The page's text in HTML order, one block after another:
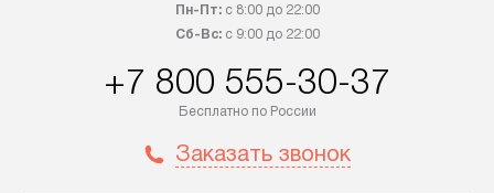
Пн-Пт:с 8:00 до 22:00
Сб-Вс:с 9:00 до 22:00
+7 800 555-30-37
Бесплатно по России
Заказать звонок